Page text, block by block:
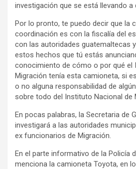
investigación que se está llevando a
Por lo pronto, te puedo decir que la
coordinación es con la fiscalía del
con las autoridades guatemaltecas
estos hechos que tú estás
conocimiento de cómo o por qué el
Migración tenía esta camioneta, si
o no alguna responsabilidad de
sobre todo del Instituto Nacional de
En pocas palabras, la Secretaria de
investigará a las autoridades
ex funcionarios de Migración.
En el parte informativo de la Policía
menciona la camioneta Toyota, en